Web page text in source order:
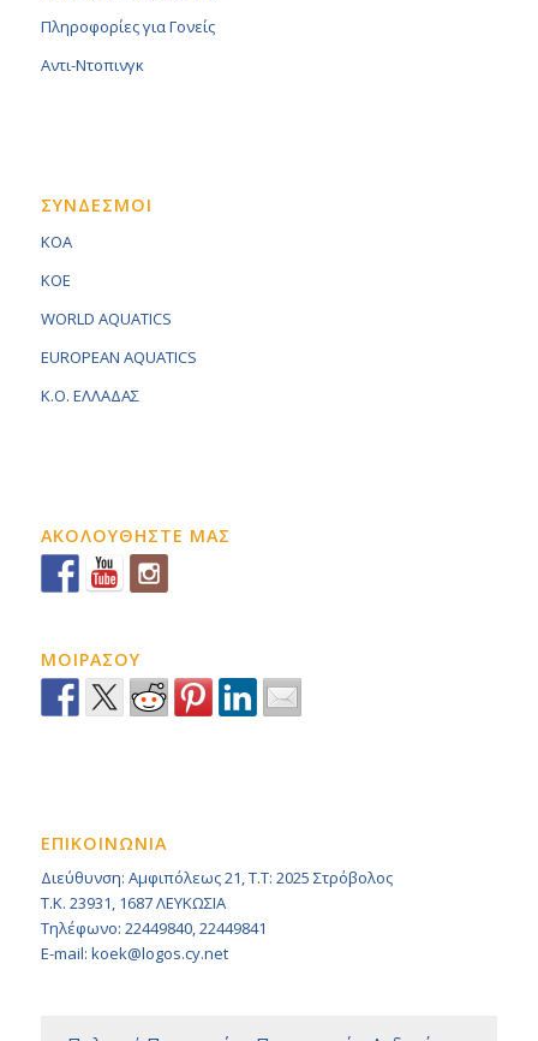
Πληροφορίες για Γονείς
Αντι-Ντοπινγκ
ΣΥΝΔΕΣΜΟΙ
KOA
KOE
WORLD AQUATICS
EUROPEAN AQUATICS
K.O. ΕΛΛΑΔΑΣ
ΑΚΟΛΟΥΘΗΣΤΕ ΜΑΣ
ΜΟΙΡΑΣΟΥ
ΕΠΙΚΟΙΝΩΝΙΑ
Διεύθυνση: Αμφιπόλεως 21, Τ.Τ: 2025 Στρόβολος
Τ.Κ. 23931, 1687 ΛΕΥΚΩΣΙΑ
Τηλέφωνο: 22449840, 22449841
E-mail: koek@logos.cy.net